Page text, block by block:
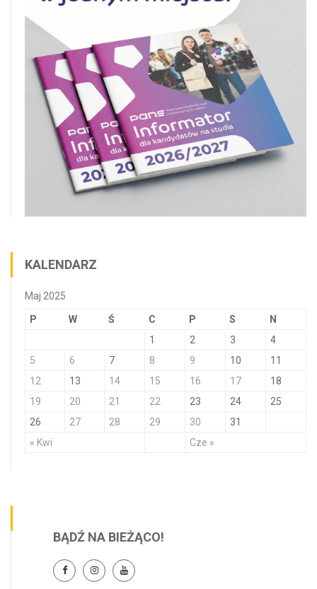
KALENDARZ
Maj 2025
P W Ś C P S N
« Kwi Cze »
1 2 3
4
5
6 7 8 9 10
11
12
13 14 15 16 17
18
19
20 21 22 23 24
25
26
27 28 29 30 31
BĄDŹ NA BIEŻĄCO!